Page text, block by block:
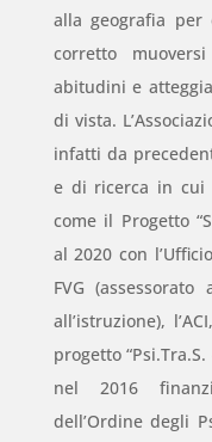
alla geografia
corretto
abitudini e
di vista.
infatti da
e di ricerca in cui
come il Progetto
al 2020 con
FVG
all’istruzione),
progetto
nel 2016
dell’Ordine degli